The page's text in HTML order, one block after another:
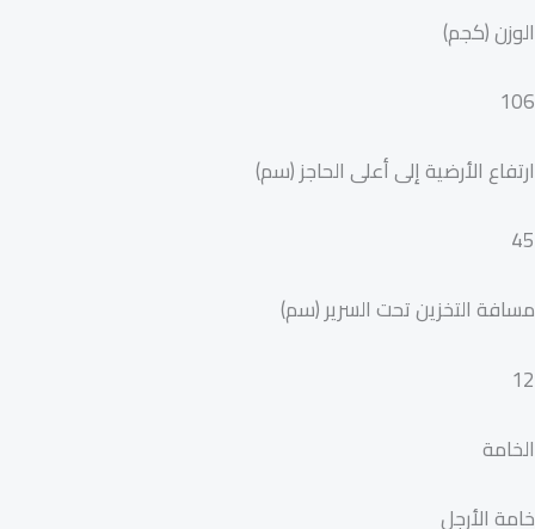
الوزن (كجم)
106
ارتفاع الأرضية إلى أعلى الحاجز (سم)
45
مسافة التخزين تحت السرير (سم)
12
الخامة
خامة الأرجل